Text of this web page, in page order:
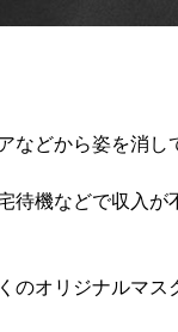
どから姿を消し
待機などで収入
のオリジナルマ